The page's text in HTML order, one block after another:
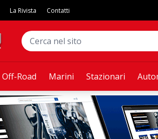
Off-Road Marini Stazionari
La Rivista Contatti